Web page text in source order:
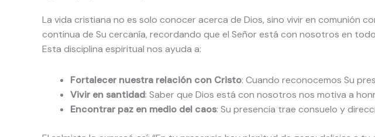
La vida cristiana no es solo conocer acerca de Dios, sino vivir en comunión
continua de Su cercanía, recordando que el Señor está con nosotros en
Esta disciplina espiritual nos ayuda a:
Fortalecer nuestra relación con Cristo: Cuando reconocemos Su
Vivir en santidad: Saber que Dios está con nosotros nos motiva a
Encontrar paz en medio del caos: Su presencia trae consuelo y